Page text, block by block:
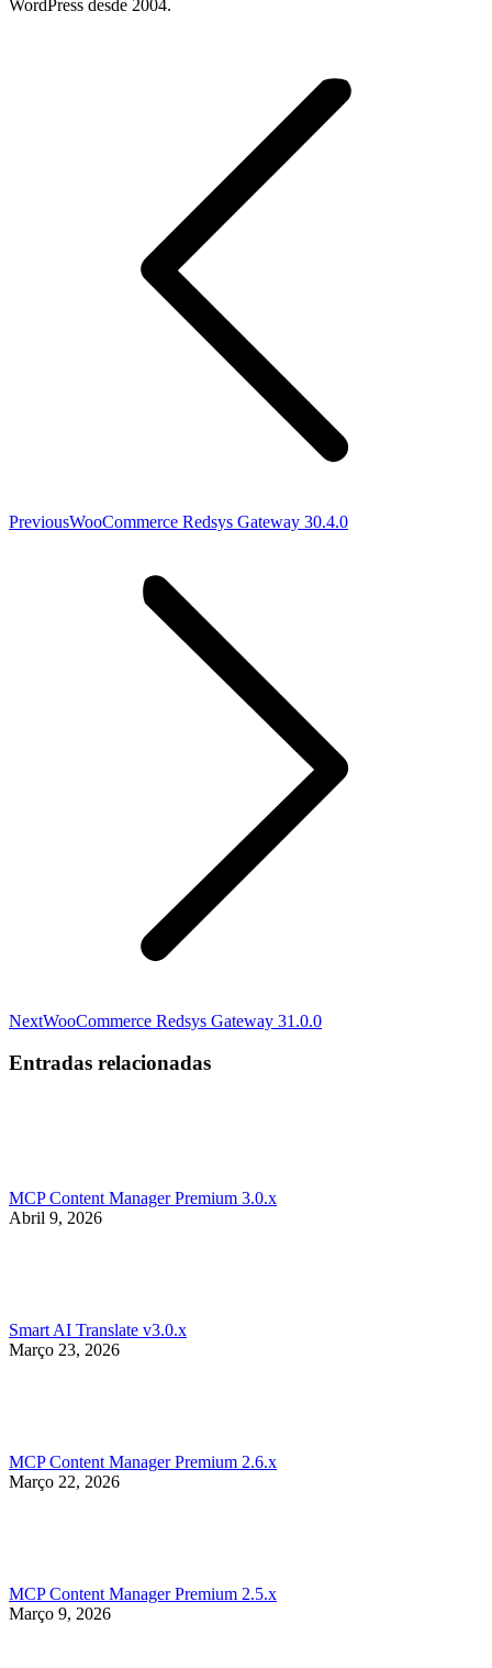
WordPress desde 2004.
PreviousPrevious
WooCommerce Redsys Gateway 30.4.0
NextNext
WooCommerce Redsys Gateway 31.0.0
Entradas relacionadas
MCP Content Manager Premium 3.0.x
Abril 9, 2026
Smart AI Translate v3.0.x
Março 23, 2026
MCP Content Manager Premium 2.6.x
Março 22, 2026
MCP Content Manager Premium 2.5.x
Março 9, 2026